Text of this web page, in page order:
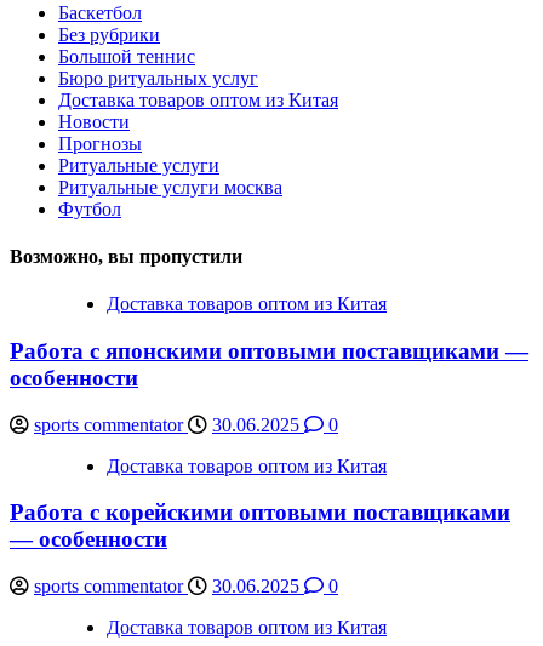
Баскетбол
Без рубрики
Большой теннис
Бюро ритуальных услуг
Доставка товаров оптом из Китая
Новости
Прогнозы
Ритуальные услуги
Ритуальные услуги москва
Футбол
Возможно, вы пропустили
Доставка товаров оптом из Китая
Работа с японскими оптовыми поставщиками —
особенности
sports commentator 30.06.2025
0
Доставка товаров оптом из Китая
Работа с корейскими оптовыми поставщиками
— особенности
sports commentator 30.06.2025
0
Доставка товаров оптом из Китая